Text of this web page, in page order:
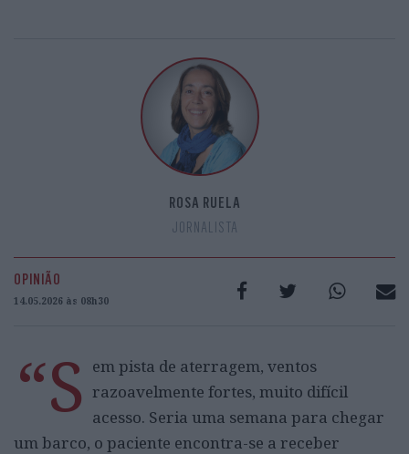
ROSA RUELA
JORNALISTA
OPINIÃO
14.05.2026 às 08h30
“S em pista de aterragem, ventos
razoavelmente fortes, muito difícil
acesso. Seria uma semana para chegar
um barco, o paciente encontra-se a receber